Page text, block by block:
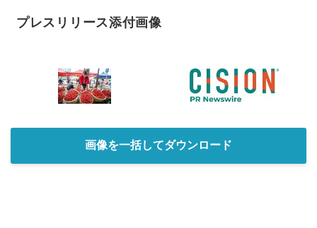
プレスリリース添付画像
画像を一括してダウンロード